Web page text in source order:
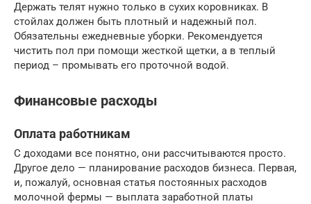
Держать телят нужно только в сухих коровниках. В
стойлах должен быть плотный и надежный пол.
Обязательны ежедневные уборки. Рекомендуется
чистить пол при помощи жесткой щетки, а в теплый
период – промывать его проточной водой.
Финансовые расходы
Оплата работникам
С доходами все понятно, они рассчитываются просто.
Другое дело — планирование расходов бизнеса. Первая,
и, пожалуй, основная статья постоянных расходов
молочной фермы — выплата заработной платы